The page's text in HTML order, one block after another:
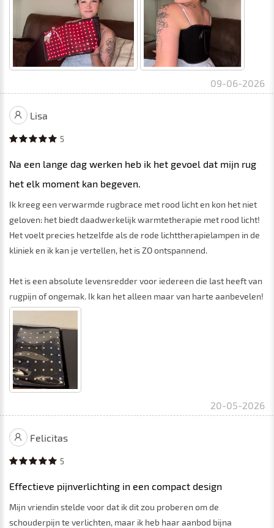
09-06-2026
Lisa
5
Na een lange dag werken heb ik het gevoel dat mijn rug
het elk moment kan begeven.
Ik kreeg een verwarmde rugbrace met rood licht en kon het niet
geloven: het biedt daadwerkelijk warmtetherapie met rood licht!
Het voelt precies hetzelfde als de rode lichttherapielampen in de
kliniek en ik kan je vertellen, het is ZO ontspannend.
Het is een absolute levensredder voor iedereen die last heeft van
rugpijn of ongemak. Ik kan het alleen maar van harte aanbevelen!
20-05-2026
Felicitas
5
Effectieve pijnverlichting in een compact design
Mijn vriendin stelde voor dat ik dit zou proberen om de
schouderpijn te verlichten, maar ik heb haar aanbod bijna